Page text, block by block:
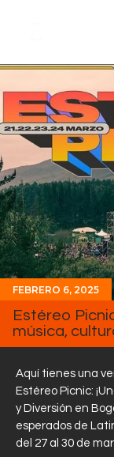
Inicio
En
Sobre
FEBRERO 6, 2025
Estéreo
música,
Aquí tienes una
Estéreo Picnic:
y Diversión en
esperados de
del 27 al 30 de